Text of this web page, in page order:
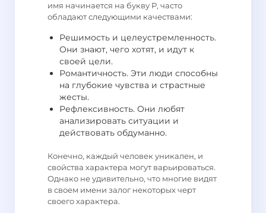
имя начинается на букву Р, часто
обладают следующими качествами:
Решимость и целеустремленность.
Они знают, чего хотят, и идут к
своей цели.
Романтичность. Эти люди способны
на глубокие чувства и страстные
жесты.
Рефлексивность. Они любят
анализировать ситуации и
действовать обдуманно.
Конечно, каждый человек уникален, и
свойства характера могут варьироваться.
Однако не удивительно, что многие видят
в своем имени залог некоторых черт
своего характера.